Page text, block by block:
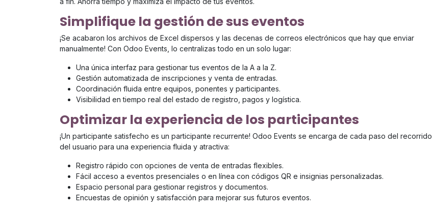
Simplifique la gestión de sus eventos
¡Se acabaron los archivos de Excel dispersos y las decenas de correos electrónicos que hay que enviar
manualmente! Con Odoo Events, lo centralizas todo en un solo lugar:
Una única interfaz para gestionar tus eventos de la A a la Z.
Gestión automatizada de inscripciones y venta de entradas.
Coordinación fluida entre equipos, ponentes y participantes.
Visibilidad en tiempo real del estado de registro, pagos y logística.
Optimizar la experiencia de los participantes
¡Un participante satisfecho es un participante recurrente! Odoo Events se encarga de cada paso del recorrido
del usuario para una experiencia fluida y atractiva:
Registro rápido con opciones de venta de entradas flexibles.
Fácil acceso a eventos presenciales o en línea con códigos QR e insignias personalizadas.
Espacio personal para gestionar registros y documentos.
Encuestas de opinión y satisfacción para mejorar sus futuros eventos.